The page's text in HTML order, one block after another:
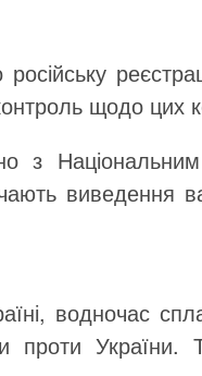
щодо цих
з
виведення
водночас
проти України.